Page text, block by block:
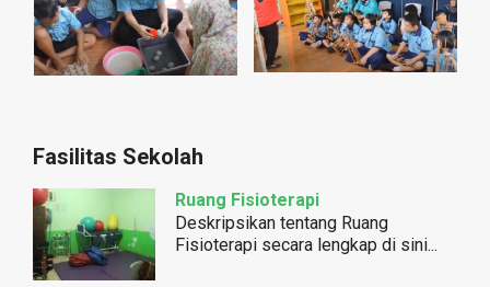
Fasilitas Sekolah
Ruang Fisioterapi
Deskripsikan tentang Ruang
Fisioterapi secara lengkap di sini...